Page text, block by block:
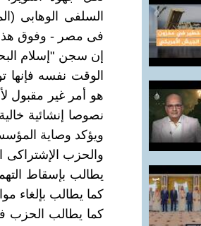
السلفى الوهابى
فى مصر - وفوق هذا
إن سجن "إسلام
الوقت نفسه فإنها
هو أمر غير مقبول
نصوصا إنشائية
ويؤكد وصاية
والحزب الإشتراكى
يطالب بإسقاط
كما يطالب بإلغاء
كما يطالب الحزب